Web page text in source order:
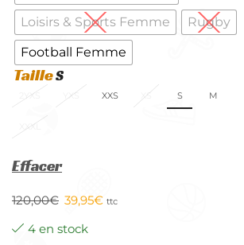
Loisirs & Sports Femme
Rugby
Football Femme
Taille
2YXS YXS XXS XS S M
XXXL
Effacer
120,00€ 39,95€ ttc
4 en stock